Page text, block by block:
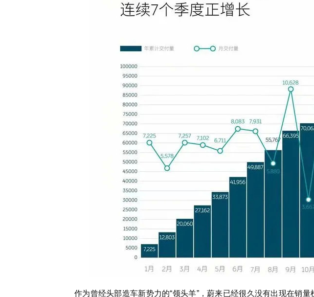
作为曾经头部造车新势力的“领头羊”，蔚来已经很久没有出现在销